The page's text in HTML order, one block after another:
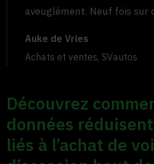
aveuglément. Neuf fois sur
Auke de Vries
Achats et ventes, SVautos
Découvrez
données
liés à l’achat de